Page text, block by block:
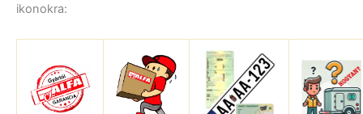
ikonokra: